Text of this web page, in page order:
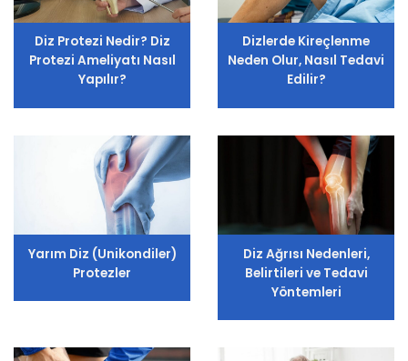
Diz Protezi Nedir? Diz
Protezi Ameliyatı Nasıl
Yapılır?
Dizlerde Kireçlenme
Neden Olur, Nasıl Tedavi
Edilir?
Yarım Diz (Unikondiler)
Protezler
Diz Ağrısı Nedenleri,
Belirtileri ve Tedavi
Yöntemleri